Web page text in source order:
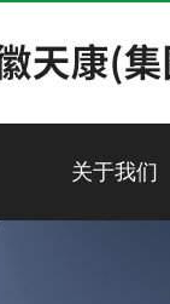
关于我们